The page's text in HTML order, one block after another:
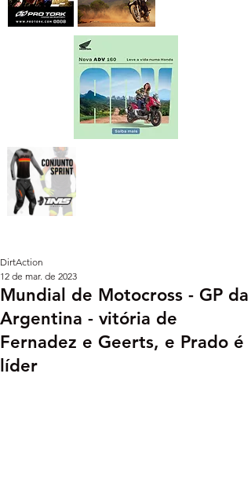
Mundial de Motocross - GP da
Argentina - vitória de
Fernadez e Geerts, e Prado é
líder
DirtAction
12 de mar. de 2023